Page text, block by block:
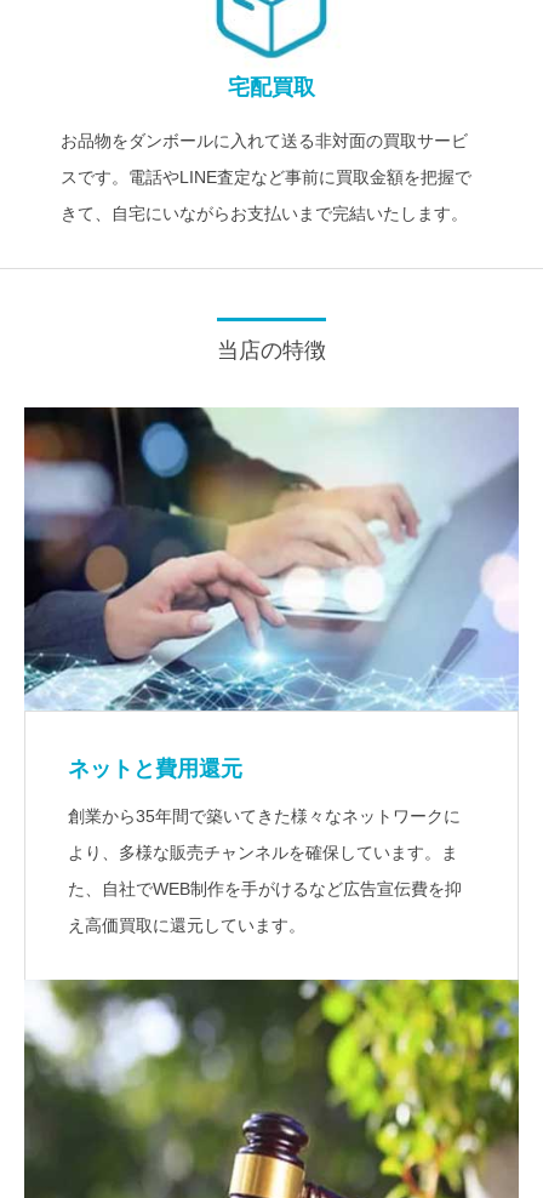
宅配買取
お品物をダンボールに入れて送る非対面の買取サービ
スです。電話やLINE査定など事前に買取金額を把握で
きて、自宅にいながらお支払いまで完結いたします。
当店の特徴
ネットと費用還元
創業から35年間で築いてきた様々なネットワークに
より、多様な販売チャンネルを確保しています。ま
た、自社でWEB制作を手がけるなど広告宣伝費を抑
え高価買取に還元しています。